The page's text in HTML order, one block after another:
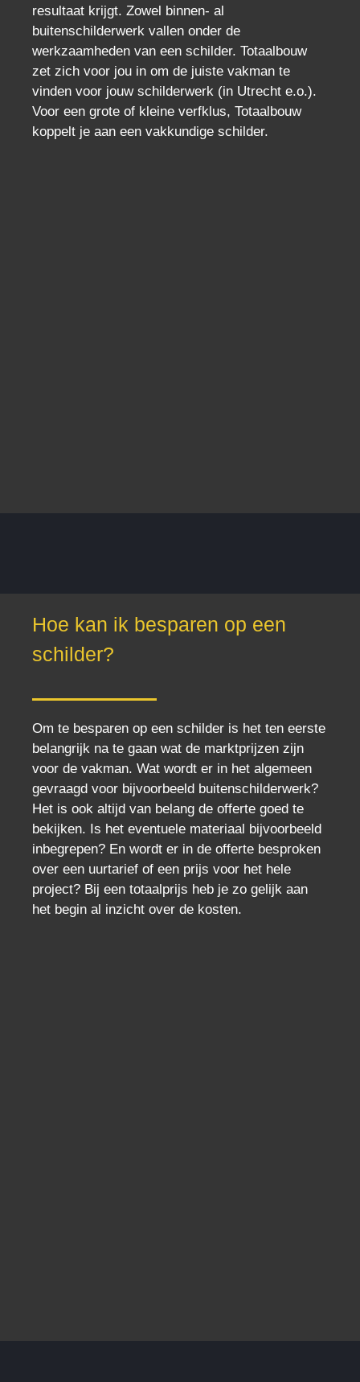
resultaat krijgt. Zowel binnen- al
buitenschilderwerk vallen onder de
werkzaamheden van een schilder. Totaalbouw
zet zich voor jou in om de juiste vakman te
vinden voor jouw schilderwerk (in Utrecht e.o.).
Voor een grote of kleine verfklus, Totaalbouw
koppelt je aan een vakkundige schilder.
Hoe kan ik besparen op een
schilder?
Om te besparen op een schilder is het ten eerste
belangrijk na te gaan wat de marktprijzen zijn
voor de vakman. Wat wordt er in het algemeen
gevraagd voor bijvoorbeeld buitenschilderwerk?
Het is ook altijd van belang de offerte goed te
bekijken. Is het eventuele materiaal bijvoorbeeld
inbegrepen? En wordt er in de offerte besproken
over een uurtarief of een prijs voor het hele
project? Bij een totaalprijs heb je zo gelijk aan
het begin al inzicht over de kosten.